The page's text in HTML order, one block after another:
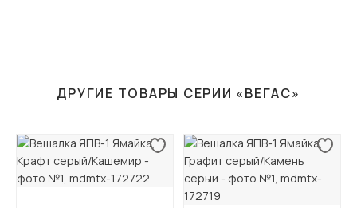
ДРУГИЕ ТОВАРЫ СЕРИИ «ВЕГАС»